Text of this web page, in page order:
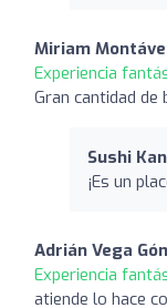
Miriam
Experiencia
Gran cantidad de
Sushi
¡Es un
Adrián Vega
Experiencia
atiende lo hace